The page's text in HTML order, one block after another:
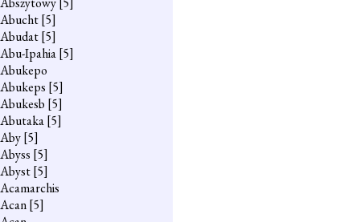
Abucht[5]
Abudat[5]
Abu-Ipahia[5]
Abukepo
Abukeps [5]
Abukesb [5]
Abutaka[5]
Aby[5]
Abyss [5]
Abyst[5]
Acamarchis
Acan[5]